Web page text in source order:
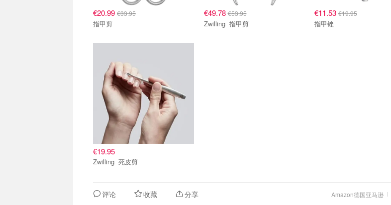
€20.99 €33.95
指甲剪
€49.78€53.95
Zwilling 指甲剪
€11.53 €19.95
指甲锉
€19.95
Zwilling 死皮剪
Amazon德国亚马逊
评论 收藏 分享